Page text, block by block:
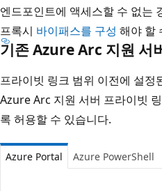
엔드포인트에 액세스할 수 없는
프록시 바이패스를 구성 해야 할
기존 Azure Arc 지원 서
프라이빗 링크 범위 이전에 설
Azure Arc 지원 서버 프라이빗
록 허용할 수 있습니다.
Azure Portal Azure PowerShell